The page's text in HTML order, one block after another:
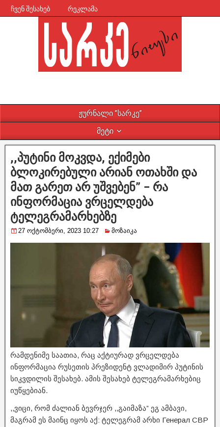
ჩვენ შესახებ რეკლამა
ჟურნალი ”სარკე”
მეტი
,,პუტინი მოკვდა, ექიმები
ბლოკირებული არიან ოთახში და
მათ გარეთ არ უშვებენ” – რა
ინფორმაცია ვრცელდება
ტელეგრამარხებზე
27 ოქტომბერი, 2023 10:27 მოზაიკა
რამდენიმე საათია, რაც აქტიურად ვრცელდება
ინფორმაცია რუსეთის პრეზიდენტ ვლადიმირ პუტინის
სიკვდილის შესახებ. ამის შესახებ ტელეგრამარხებიც
იუწყებიან.
,,ვიცი, რომ ძალიან ბევრჯერ ,,გაიმაზა” ეგ ამბავი,
მაგრამ ეს მაინც იყოს აქ: ტელეგრამ არხი Генерал СВР